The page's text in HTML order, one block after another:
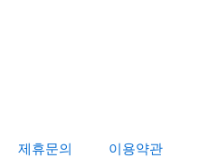
제휴문의 이용약관